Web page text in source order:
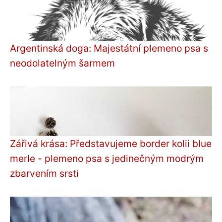
Argentinská doga: Majestátní plemeno psa s
neodolatelným šarmem
Zářivá krása: Představujeme border kolii blue
merle - plemeno psa s jedinečným modrým
zbarvením srsti